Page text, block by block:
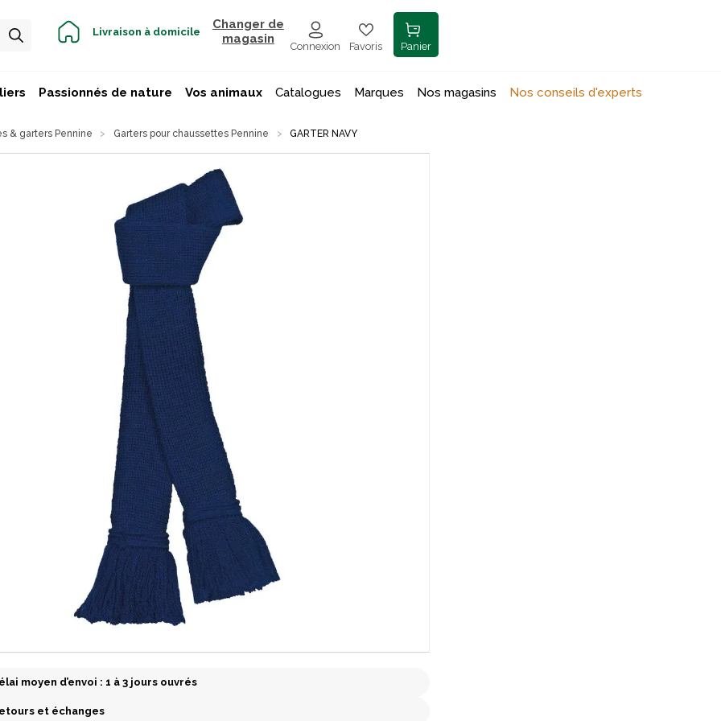
Livraison à domicile
Changer de
magasin
Connexion Favoris Panier
Passionnés de nature Vos animaux Catalogues Marques Nos magasins Nos conseils d'experts
& garters Pennine Garters pour chaussettes Pennine GARTER NAVY
moyen d’envoi : 1 à 3 jours ouvrés
et échanges